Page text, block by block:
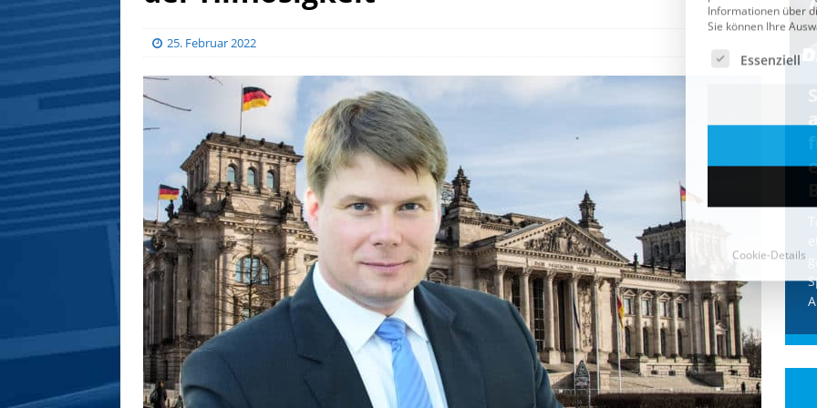
25. Februar 2022
CDU & Ampel wollen nach
der Wahl wieder Afghanen
einfliegen: Zeit für ein
Die Bundesregierung und die CDU
halten die Wähler für dumm! Weil die
Stimmung wegen der von Afghanen
verübten Anschläge kippte, wurden die
Flüge vor der[...]